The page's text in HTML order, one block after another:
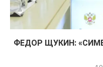
ФЕДОР ЩУКИН: